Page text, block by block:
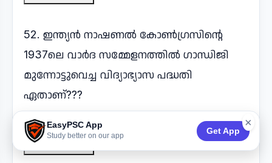
EasyPSC App
Study better on our app
Get App
×
52. ഇന്ത്യൻ നാഷണൽ കോൺഗ്രസിന്റെ
1937ലെ വാർദ സമ്മേളനത്തിൽ ഗാന്ധിജി
മുന്നോട്ടുവെച്ച വിദ്യാഭ്യാസ പദ്ധതി
ഏതാണ്???
Answer:
Show Answer